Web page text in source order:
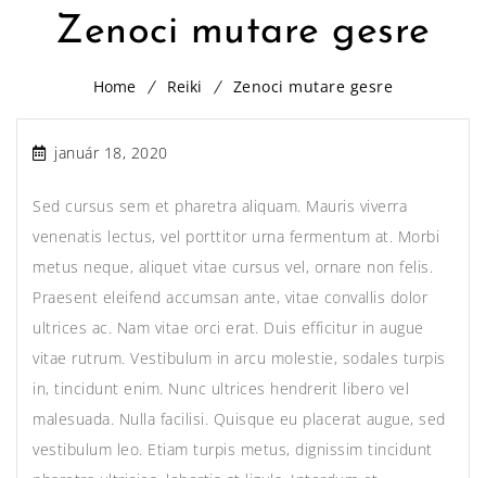
Zenoci mutare gesre
Home Reiki Zenoci mutare gesre
január 18, 2020
Sed cursus sem et pharetra aliquam. Mauris viverra
venenatis lectus, vel porttitor urna fermentum at. Morbi
metus neque, aliquet vitae cursus vel, ornare non felis.
Praesent eleifend accumsan ante, vitae convallis dolor
ultrices ac. Nam vitae orci erat. Duis efficitur in augue
vitae rutrum. Vestibulum in arcu molestie, sodales turpis
in, tincidunt enim. Nunc ultrices hendrerit libero vel
malesuada. Nulla facilisi. Quisque eu placerat augue, sed
vestibulum leo. Etiam turpis metus, dignissim tincidunt